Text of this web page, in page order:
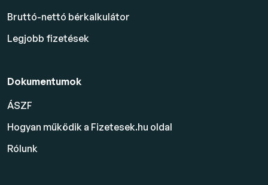
Bruttó-nettó bérkalkulátor
Legjobb fizetések
Dokumentumok
ÁSZF
Hogyan működik a Fizetesek.hu oldal
Rólunk